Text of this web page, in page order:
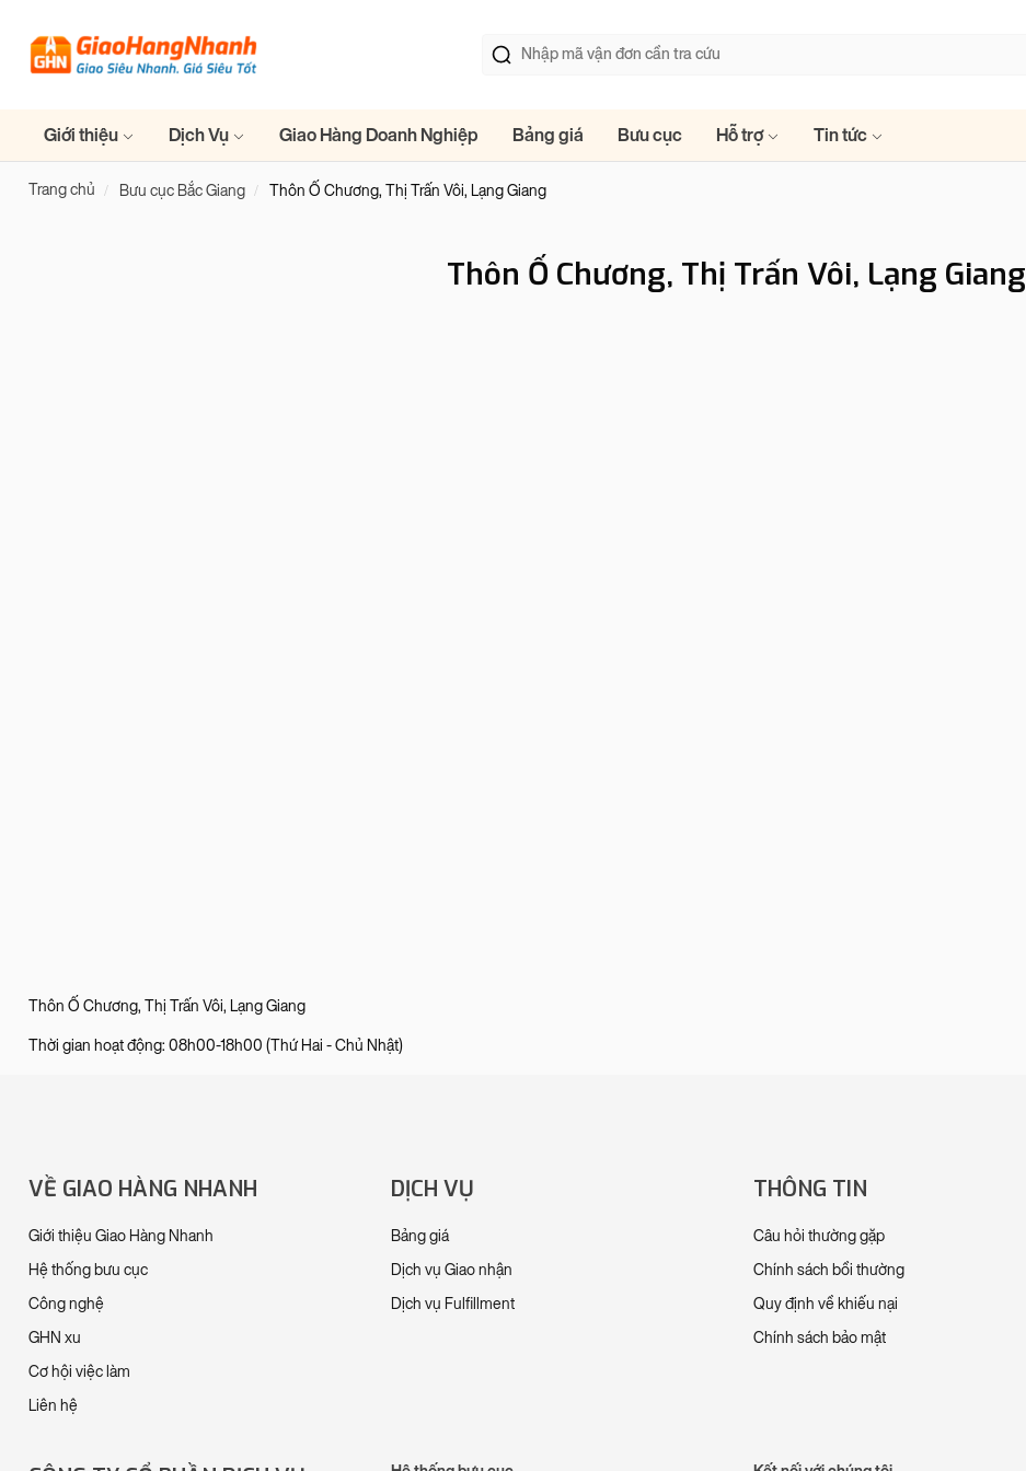
Giới thiệu Dịch Vụ Giao Hàng Doanh Nghiệp Bảng giá Bưu cục Hỗ trợ Tin tức
Trang chủ Bưu cục Bắc Giang Thôn Ố Chương, Thị Trấn Vôi, Lạng Giang
Thôn Ố Chương, Thị Trấn Vôi, Lạng Giang
Thôn Ố Chương, Thị Trấn Vôi, Lạng Giang
Thời gian hoạt động: 08h00-18h00 (Thứ Hai - Chủ Nhật)
VỀ GIAO HÀNG NHANH
Giới thiệu Giao Hàng Nhanh
Hệ thống bưu cục
Công nghệ
GHN xu
Cơ hội việc làm
Liên hệ
DỊCH VỤ
Bảng giá
Dịch vụ Giao nhận
Dịch vụ Fulfillment
THÔNG TIN
Câu hỏi thường gặp
Chính sách bồi thường
Quy định về khiếu nại
Chính sách bảo mật